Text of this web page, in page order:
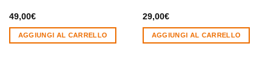
49,00€
AGGIUNGI AL CARRELLO
29,00€
AGGIUNGI AL CARRELLO